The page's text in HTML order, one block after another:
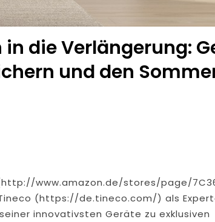
in die Verlängerung:
und den
www.amazon.de/stores/page/
(https://de.tineco.com/) als
innovativsten Geräte zu exklusiven